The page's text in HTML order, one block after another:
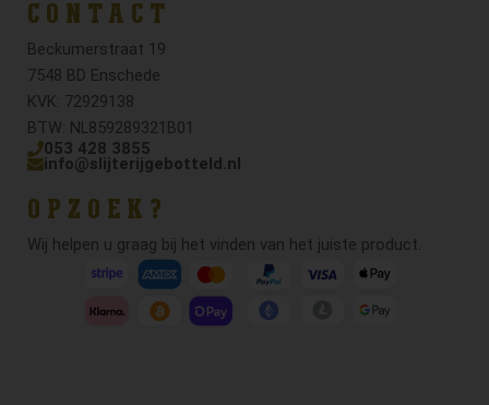
CONTACT
Beckumerstraat 19
7548 BD Enschede
KVK: 72929138
BTW: NL859289321B01
053 428 3855
info@slijterijgebotteld.nl
OPZOEK?
Wij helpen u graag bij het vinden van het juiste product.